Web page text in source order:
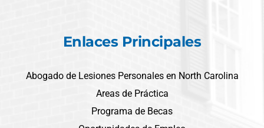
Enlaces Principales
Abogado de Lesiones Personales en North Carolina
Areas de Práctica
Programa de Becas